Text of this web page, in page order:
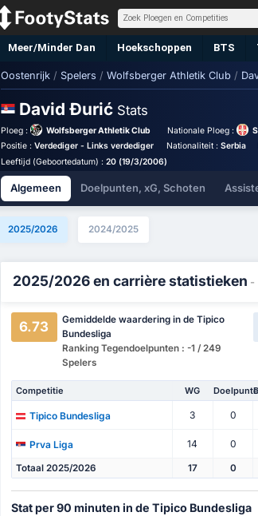
Meer/Minder Dan Hoekschoppen BTS
Oostenrijk / Spelers / Wolfsberger Athletik Club /
David Đurić Stats
Ploeg : Wolfsberger Athletik Club Nationale Ploeg :
Positie : Verdediger - Links verdediger Nationaliteit : Serbia
Leeftijd (Geboortedatum) : 20 (19/3/2006)
Algemeen Doelpunten, xG, Schoten
2025/2026 2024/2025
2025/2026 en carrière statistieken -
6.73
Gemiddelde waardering in de Tipico
Bundesliga
Ranking Tegendoelpunten : -1 / 249
Spelers
Competitie WG
Tipico Bundesliga 3 0
Prva Liga 14 0
Totaal 2025/2026 17 0
Stat per 90 minuten in de Tipico Bundesliga